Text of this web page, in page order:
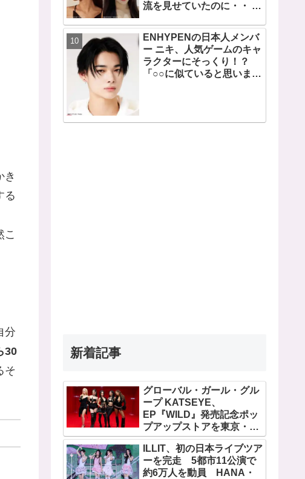
き
る
こ
分
30
そ
流を見せていたのに・・ 一
由を推測
ENHYPENの日本人メンバ
ー ニキ、人気ゲームのキャ
ラクターにそっくり！？
「○○に似ていると思いま
「客観的な視点で自分を見
新着記事
グローバル・ガール・グル
ープ KATSEYE、
EP『WILD』発売記念ポッ
プアップストアを東京・原
宿で開催 限定グッズも登
場ILLIT、初の日本ライブツア
ーを完走 5都市11公演で
約6万人を動員 HANA・